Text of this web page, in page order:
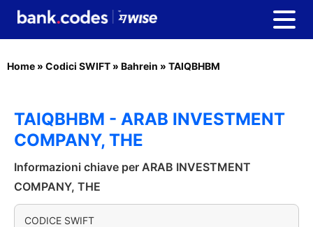
Home » Codici SWIFT » Bahrein » TAIQBHBM
TAIQBHBM - ARAB INVESTMENT
COMPANY, THE
Informazioni chiave per ARAB INVESTMENT
COMPANY, THE
CODICE SWIFT